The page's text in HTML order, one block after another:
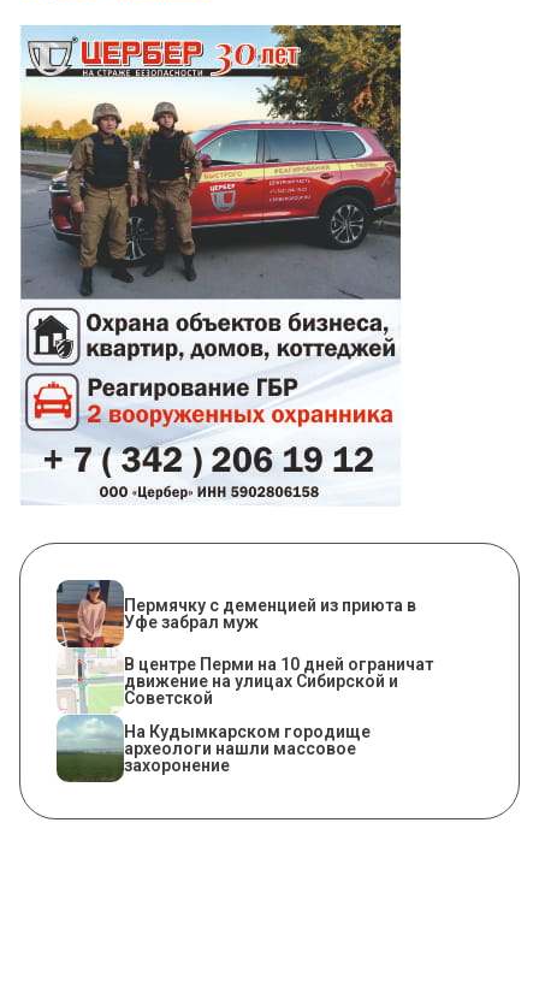
Пермячку с деменцией из приюта в
Уфе забрал муж
В центре Перми на 10 дней ограничат
движение на улицах Сибирской и
Советской
На Кудымкарском городище
археологи нашли массовое
захоронение